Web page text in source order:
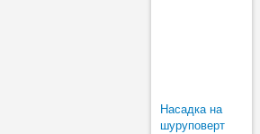
Насадка на
шуруповерт